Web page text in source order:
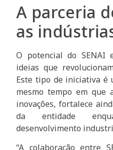
A parceria
as
O potencial do SENAI
ideias que
Este tipo de iniciativa é
mesmo tempo em que
inovações, fortalece
da entidade
desenvolvimento
“A colaboração entre